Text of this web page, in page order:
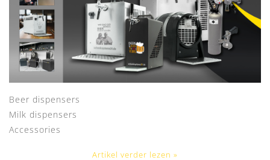
Beer dispensers
Milk dispensers
Accessories
Artikel verder lezen »